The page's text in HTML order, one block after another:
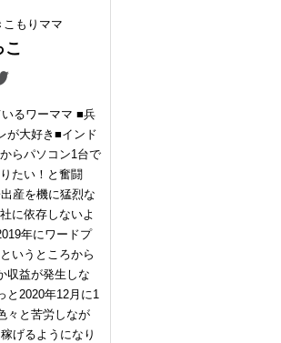
こもりママ
こ
るワーママ ■兵
が大好き■インド
らパソコン1台で
たい！と奮闘
産を機に猛烈な
に依存しないよ
年にワードプ
いうところから
収益が発生しな
と2020年12月に1
々と苦労しなが
げるようになり